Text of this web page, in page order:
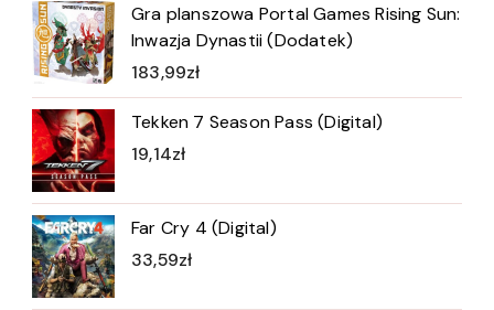
Gra planszowa Portal Games Rising Sun:
Inwazja Dynastii (Dodatek)
183,99zł
Tekken 7 Season Pass (Digital)
19,14zł
Far Cry 4 (Digital)
33,59zł